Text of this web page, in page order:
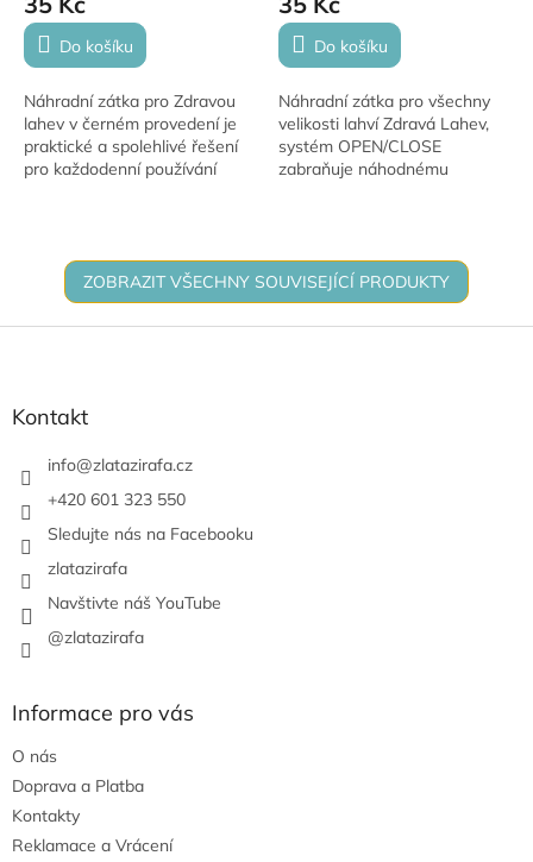
Do košíku
Náhradní zátka pro Zdravou
lahev v černém provedení je
praktické a spolehlivé řešení
pro každodenní používání
Do košíku
Náhradní zátka pro všechny
velikosti lahví Zdravá Lahev,
systém OPEN/CLOSE
zabraňuje náhodnému
ZOBRAZIT VŠECHNY SOUVISEJÍCÍ PRODUKTY
Z
Kontakt
info@zlatazirafa.cz
+420 601 323 550
Sledujte nás na Facebooku
zlatazirafa
Navštivte náš YouTube
@zlatazirafa
Informace pro vás
O nás
Doprava a Platba
Kontakty
Reklamace a Vrácení